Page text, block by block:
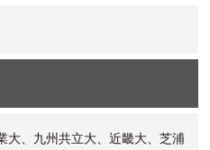
大、九州共立大、近畿大、芝浦